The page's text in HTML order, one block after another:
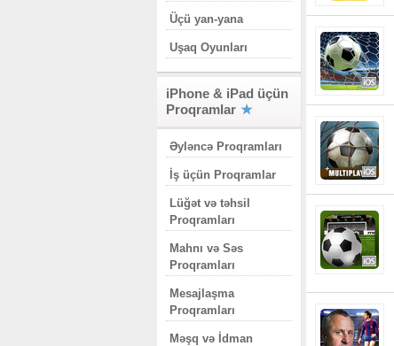
Üçü yan-yana
Uşaq Oyunları
iPhone & iPad üçün
Proqramlar
Əyləncə Proqramları
İş üçün Proqramlar
Lüğət və təhsil
Proqramları
Mahnı və Səs
Proqramları
Mesajlaşma
Proqramları
Məşq və İdman